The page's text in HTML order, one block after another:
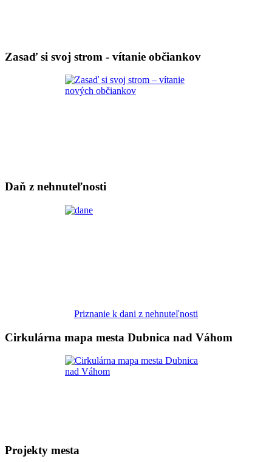
Zasaď si svoj strom - vítanie občiankov
Daň z nehnuteľnosti
Priznanie k dani z nehnuteľnosti
Cirkulárna mapa mesta Dubnica nad Váhom
Projekty mesta